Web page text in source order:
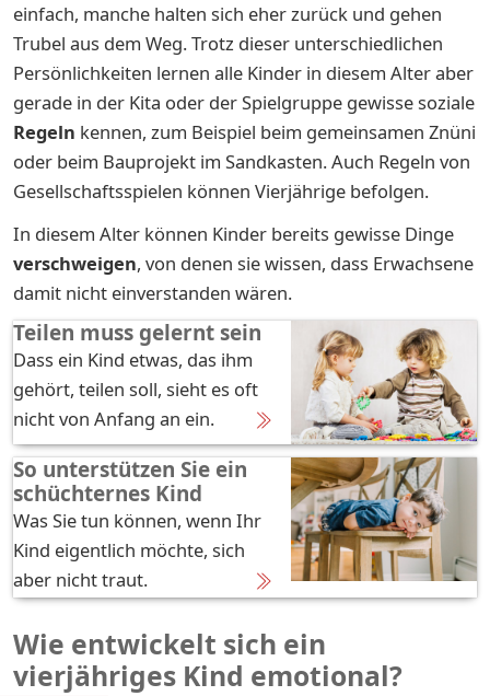
einfach, manche halten sich eher zurück und gehen
Trubel aus dem Weg. Trotz dieser unterschiedlichen
Persönlichkeiten lernen alle Kinder in diesem Alter aber
gerade in der Kita oder der Spielgruppe gewisse soziale
Regeln kennen, zum Beispiel beim gemeinsamen Znüni
oder beim Bauprojekt im Sandkasten. Auch Regeln von
Gesellschaftsspielen können Vierjährige befolgen.
In diesem Alter können Kinder bereits gewisse Dinge
verschweigen, von denen sie wissen, dass Erwachsene
damit nicht einverstanden wären.
Teilen muss gelernt sein
Dass ein Kind etwas, das ihm
gehört, teilen soll, sieht es oft
nicht von Anfang an ein.
So unterstützen Sie ein
schüchternes Kind
Was Sie tun können, wenn Ihr
Kind eigentlich möchte, sich
aber nicht traut.
Wie entwickelt sich ein
vierjähriges Kind emotional?